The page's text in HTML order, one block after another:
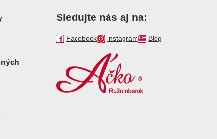
Sledujte nás aj na:
Facebook Instagram Blog